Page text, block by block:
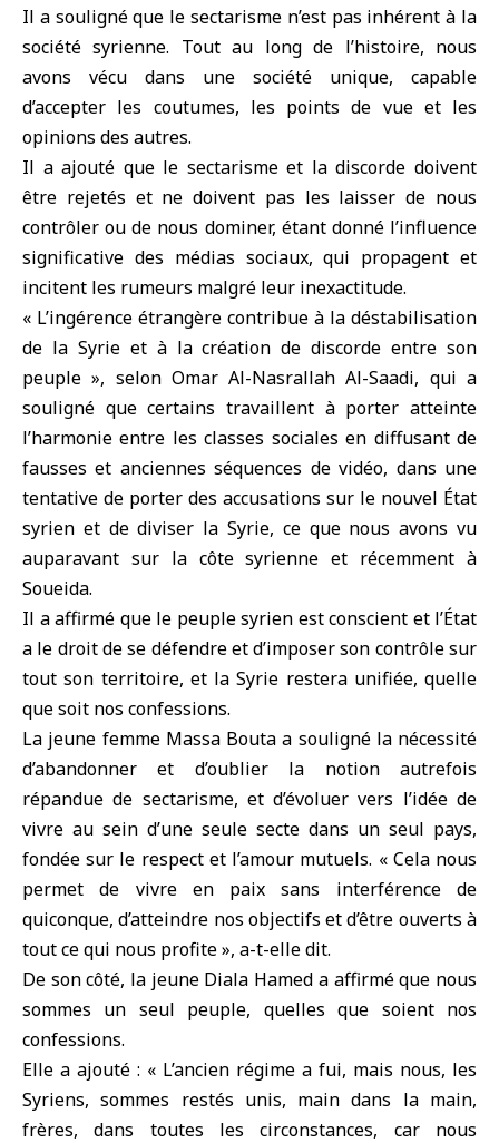
Il a souligné que le sectarisme n’est pas inhérent à la
société syrienne. Tout au long de l’histoire, nous
avons vécu dans une société unique, capable
d’accepter les coutumes, les points de vue et les
opinions des autres.
Il a ajouté que le sectarisme et la discorde doivent
être rejetés et ne doivent pas les laisser de nous
contrôler ou de nous dominer, étant donné l’influence
significative des médias sociaux, qui propagent et
incitent les rumeurs malgré leur inexactitude.
« L’ingérence étrangère contribue à la déstabilisation
de la Syrie et à la création de discorde entre son
peuple », selon Omar Al-Nasrallah Al-Saadi, qui a
souligné que certains travaillent à porter atteinte
l’harmonie entre les classes sociales en diffusant de
fausses et anciennes séquences de vidéo, dans une
tentative de porter des accusations sur le nouvel État
syrien et de diviser la Syrie, ce que nous avons vu
auparavant sur la côte syrienne et récemment à
Soueida.
Il a affirmé que le peuple syrien est conscient et l’État
a le droit de se défendre et d’imposer son contrôle sur
tout son territoire, et la Syrie restera unifiée, quelle
que soit nos confessions.
La jeune femme Massa Bouta a souligné la nécessité
d’abandonner et d’oublier la notion autrefois
répandue de sectarisme, et d’évoluer vers l’idée de
vivre au sein d’une seule secte dans un seul pays,
fondée sur le respect et l’amour mutuels. « Cela nous
permet de vivre en paix sans interférence de
quiconque, d’atteindre nos objectifs et d’être ouverts à
tout ce qui nous profite », a-t-elle dit.
De son côté, la jeune Diala Hamed a affirmé que nous
sommes un seul peuple, quelles que soient nos
confessions.
Elle a ajouté : « L’ancien régime a fui, mais nous, les
Syriens, sommes restés unis, main dans la main,
frères, dans toutes les circonstances, car nous